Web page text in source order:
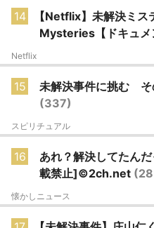
14
【Netflix】未解決ミ
Mysteries【ドキュメ
Netflix
15
未解決事件に挑む
(337)
スピリチュアル
16
あれ？解決してたん
載禁止]©2ch.net
懐かしニュース